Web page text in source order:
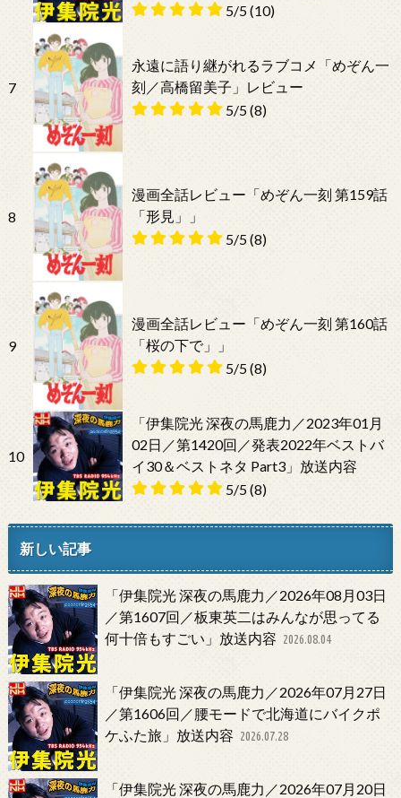
5/5(10)
7
永遠に語り継がれるラブコメ「めぞん一
刻／高橋留美子」レビュー
5/5(8)
8
漫画全話レビュー「めぞん一刻 第159話
「形見」」
5/5(8)
9
漫画全話レビュー「めぞん一刻 第160話
「桜の下で」」
5/5(8)
10
「伊集院光 深夜の馬鹿力／2023年01月
02日／第1420回／発表2022年ベストバ
イ30＆ベストネタ Part3」放送内容
5/5(8)
新しい記事
「伊集院光 深夜の馬鹿力／2026年08月03日
／第1607回／板東英二はみんなが思ってる
何十倍もすごい」放送内容 2026.08.04
「伊集院光 深夜の馬鹿力／2026年07月27日
／第1606回／腰モードで北海道にバイクポ
ケふた旅」放送内容 2026.07.28
「伊集院光 深夜の馬鹿力／2026年07月20日